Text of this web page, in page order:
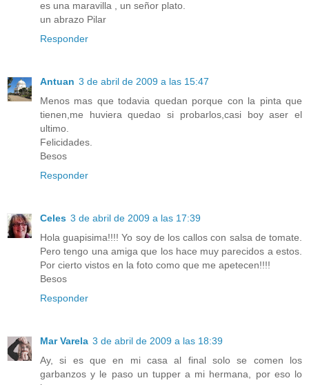
es una maravilla , un señor plato.
un abrazo Pilar
Responder
Antuan 3 de abril de 2009 a las 15:47
Menos mas que todavia quedan porque con la pinta que
tienen,me huviera quedao si probarlos,casi boy aser el
ultimo.
Felicidades.
Besos
Responder
Celes 3 de abril de 2009 a las 17:39
Hola guapisima!!!! Yo soy de los callos con salsa de tomate.
Pero tengo una amiga que los hace muy parecidos a estos.
Por cierto vistos en la foto como que me apetecen!!!!
Besos
Responder
Mar Varela 3 de abril de 2009 a las 18:39
Ay, si es que en mi casa al final solo se comen los
garbanzos y le paso un tupper a mi hermana, por eso lo